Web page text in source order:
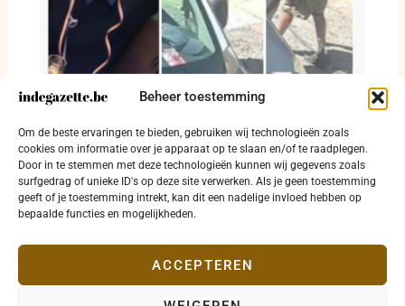
Beheer toestemming
Om de beste ervaringen te bieden, gebruiken wij technologieën zoals
cookies om informatie over je apparaat op te slaan en/of te raadplegen.
Door in te stemmen met deze technologieën kunnen wij gegevens zoals
surfgedrag of unieke ID's op deze site verwerken. Als je geen toestemming
geeft of je toestemming intrekt, kan dit een nadelige invloed hebben op
bepaalde functies en mogelijkheden.
ACCEPTEREN
Michel Gaspard nog steeds niet gevonden:
dringende oproep om massaal te delen
29 juli 2026